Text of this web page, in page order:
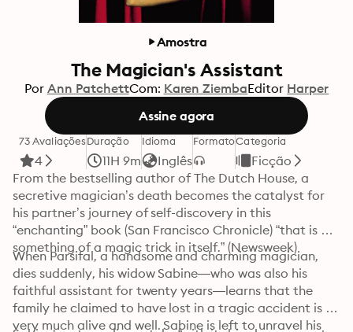
Amostra
The Magician's Assistant
Por Ann PatchettCom: Karen ZiembaEditor Harper
Assine agora
73 Avaliações
4
Duração
11H 9m
Idioma
Inglês
FormatoCategoria
Ficção
From the bestselling author of The Dutch House, a
secretive magician’s death becomes the catalyst for
his partner’s journey of self-discovery in this
“enchanting” book (San Francisco Chronicle) “that is
something of a magic trick in itself.” (Newsweek)
When Parsifal, a handsome and charming magician,
dies suddenly, his widow Sabine—who was also his
faithful assistant for twenty years—learns that the
family he claimed to have lost in a tragic accident is
very much alive and well. Sabine is left to unravel his